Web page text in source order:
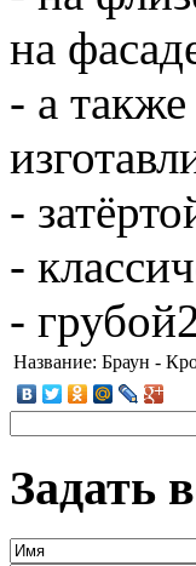
на
- а
-
-
-
Название: Браун -
Задать